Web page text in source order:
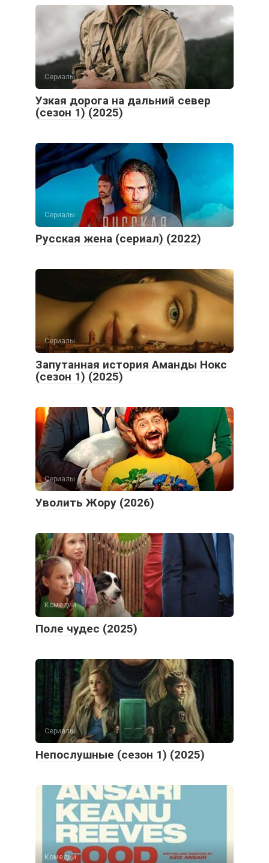
Сериалы
Узкая дорога на дальний север
(сезон 1) (2025)
Сериалы
Русская жена (сериал) (2022)
Сериалы
Запутанная история Аманды Нокс
(сезон 1) (2025)
Сериалы
Уволить Жору (2026)
Комедии
Поле чудес (2025)
Сериалы
Непослушные (сезон 1) (2025)
Комедии